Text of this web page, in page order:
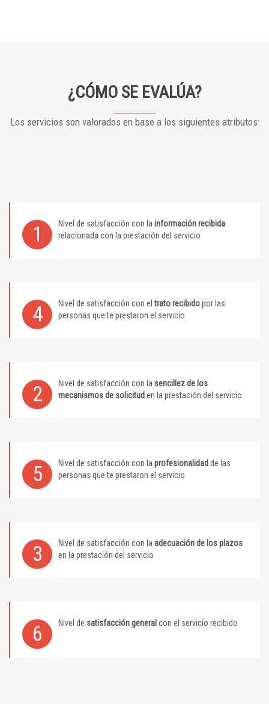
¿CÓMO SE EVALÚA?
Los servicios son valorados en base a los siguientes atributos:
1 Nivel de satisfacción con la información recibida
relacionada con la prestación del servicio
4 Nivel de satisfacción con eltrato recibidopor las
personas que te prestaron el servicio
2 Nivel de satisfacción con la sencillez de los
mecanismos de solicitud en la prestación del servicio
5 Nivel de satisfacción con la profesionalidad de las
personas que te prestaron el servicio
3 Nivel de satisfacción con la adecuación de los plazos
en la prestación del servicio
6 Nivel de satisfacción general con el servicio recibido